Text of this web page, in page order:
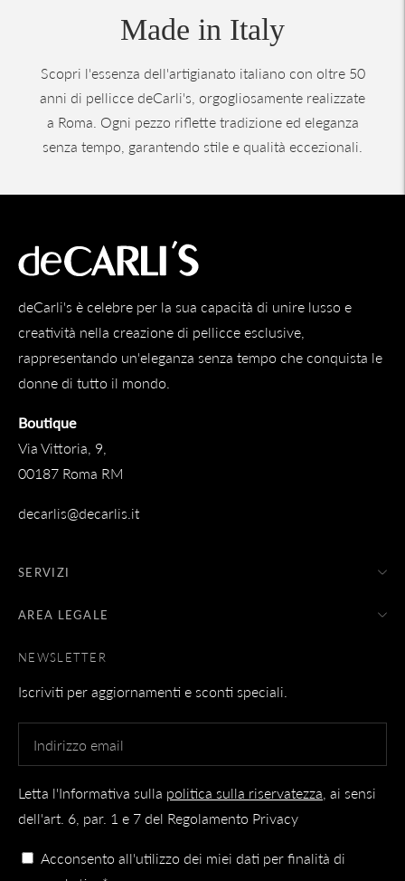
Made in Italy
Scopri l'essenza dell'artigianato italiano con oltre 50
anni di pellicce deCarli's, orgogliosamente realizzate
a Roma. Ogni pezzo riflette tradizione ed eleganza
senza tempo, garantendo stile e qualità eccezionali.
deCarli's è celebre per la sua capacità di unire lusso e
creatività nella creazione di pellicce esclusive,
rappresentando un'eleganza senza tempo che conquista le
donne di tutto il mondo.
Boutique
Via Vittoria, 9,
00187 Roma RM
decarlis@decarlis.it
SERVIZI
AREA LEGALE
NEWSLETTER
Iscriviti per aggiornamenti e sconti speciali.
Letta l'Informativa sulla politica sulla riservatezza , ai sensi
dell'art. 6, par. 1 e 7 del Regolamento Privacy
Acconsento all'utilizzo dei miei dati per finalità di